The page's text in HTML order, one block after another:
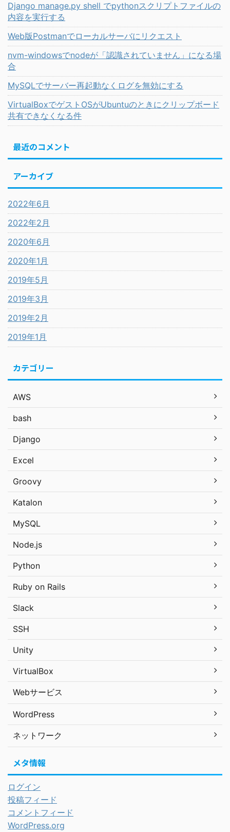
Django manage.py shell でpythonスクリプトファイルの
内容を実行する
Web版Postmanでローカルサーバにリクエスト
nvm-windowsでnodeが「認識されていません」になる場
合
MySQLでサーバー再起動なくログを無効にする
VirtualBoxでゲストOSがUbuntuのときにクリップボード
共有できなくなる件
最近のコメント
アーカイブ
2022年6月
2022年2月
2020年6月
2020年1月
2019年5月
2019年3月
2019年2月
2019年1月
カテゴリー
AWS
bash
Django
Excel
Groovy
Katalon
MySQL
Node.js
Python
Ruby on Rails
Slack
SSH
Unity
VirtualBox
Webサービス
WordPress
ネットワーク
メタ情報
ログイン
投稿フィード
コメントフィード
WordPress.org